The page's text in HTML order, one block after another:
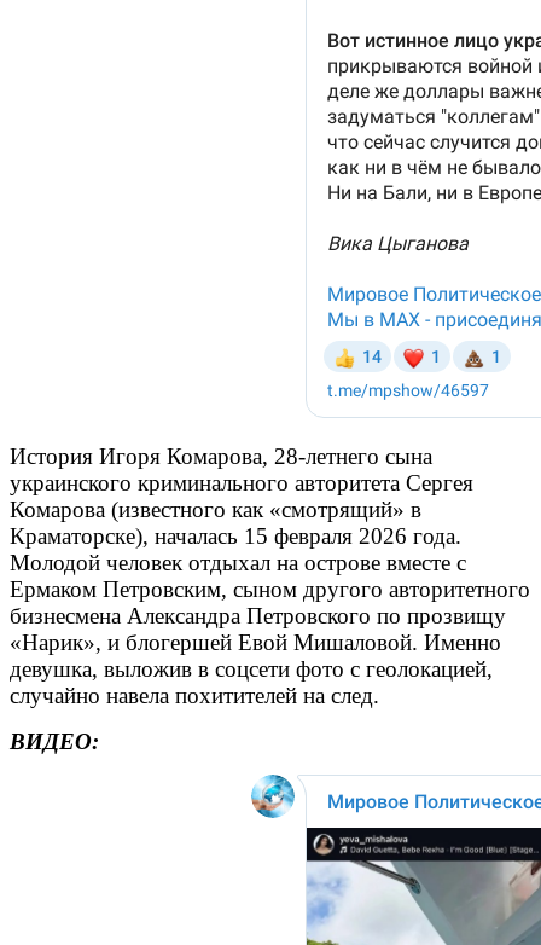
История Игоря Комарова, 28-летнего сына
украинского криминального авторитета Сергея
Комарова (известного как «смотрящий» в
Краматорске), началась 15 февраля 2026 года.
Молодой человек отдыхал на острове вместе с
Ермаком Петровским, сыном другого авторитетного
бизнесмена Александра Петровского по прозвищу
«Нарик», и блогершей Евой Мишаловой. Именно
девушка, выложив в соцсети фото с геолокацией,
случайно навела похитителей на след.
ВИДЕО: